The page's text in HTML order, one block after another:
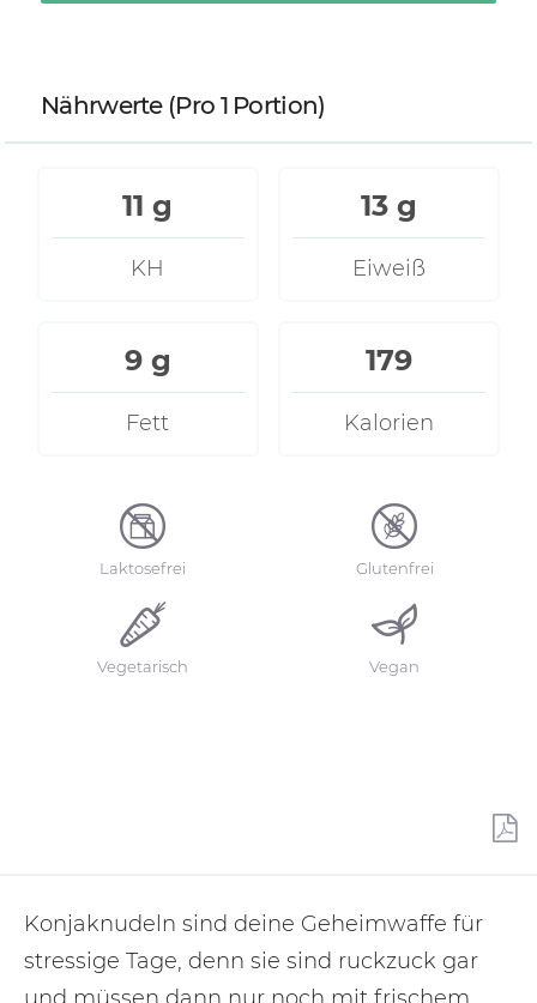
Konjaknudeln sind deine Geheimwaffe für
stressige Tage, denn sie sind ruckzuck gar
Nährwerte (Pro 1 Portion)
11 g
KH
13 g
Eiweiß
9 g
Fett
179
Kalorien
Laktosefrei Glutenfrei
Vegetarisch Vegan